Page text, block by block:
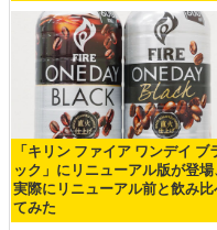
「キリン ファイア ワンデイ ブ
ック」にリニューアル版が登場
実際にリニューアル前と飲み比
てみた